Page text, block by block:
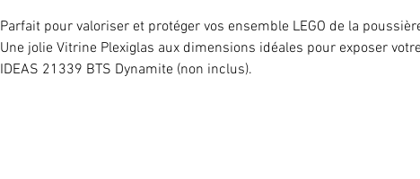
Parfait pour valoriser et protéger vos ensemble LEGO de la
Une jolie Vitrine Plexiglas aux dimensions idéales pour exposer
IDEAS 21339 BTS Dynamite (non inclus).